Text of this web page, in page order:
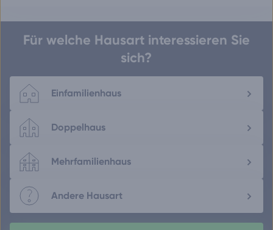
Für welche Hausart interessieren Sie
sich?
Einfamilienhaus
Doppelhaus
Mehrfamilienhaus
Andere Hausart